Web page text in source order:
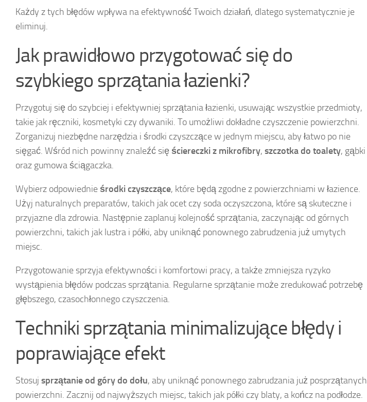
Każdy z tych błędów wpływa na efektywność Twoich działań, dlatego systematycznie je
eliminuj.
Jak prawidłowo przygotować się do
szybkiego sprzątania łazienki?
Przygotuj się do szybciej i efektywniej sprzątania łazienki, usuwając wszystkie przedmioty,
takie jak ręczniki, kosmetyki czy dywaniki. To umożliwi dokładne czyszczenie powierzchni.
Zorganizuj niezbędne narzędzia i środki czyszczące w jednym miejscu, aby łatwo po nie
sięgać. Wśród nich powinny znaleźć się ściereczki z mikrofibry, szczotka do toalety, gąbki
oraz gumowa ściągaczka.
Wybierz odpowiednie środki czyszczące, które będą zgodne z powierzchniami w łazience.
Użyj naturalnych preparatów, takich jak ocet czy soda oczyszczona, które są skuteczne i
przyjazne dla zdrowia. Następnie zaplanuj kolejność sprzątania, zaczynając od górnych
powierzchni, takich jak lustra i półki, aby uniknąć ponownego zabrudzenia już umytych
miejsc.
Przygotowanie sprzyja efektywności i komfortowi pracy, a także zmniejsza ryzyko
wystąpienia błędów podczas sprzątania. Regularne sprzątanie może zredukować potrzebę
głębszego, czasochłonnego czyszczenia.
Techniki sprzątania minimalizujące błędy i
poprawiające efekt
Stosuj sprzątanie od góry do dołu, aby uniknąć ponownego zabrudzania już posprzątanych
powierzchni. Zacznij od najwyższych miejsc, takich jak półki czy blaty, a kończ na podłodze.